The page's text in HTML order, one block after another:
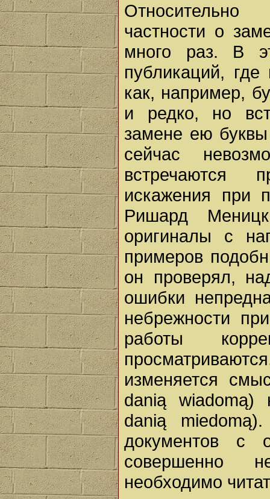
частности о
много раз. В
публикаций,
как, например,
и редко, но
замене ею
сейчас
встречаются
искажения при
Ришард
оригиналы с
примеров
он проверял,
ошибки
небрежности
работы
изменяется
danią wiadomą)
danią
документов с
совершенно
необходимо